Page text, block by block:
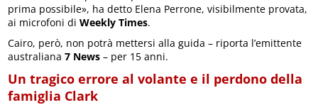
prima possibile», ha detto Elena Perrone, visibilmente provata,
ai microfoni di Weekly Times.
Cairo, però, non potrà mettersi alla guida – riporta l’emittente
australiana7 News – per 15 anni.
Un tragico errore al volante e il perdono della
famiglia Clark